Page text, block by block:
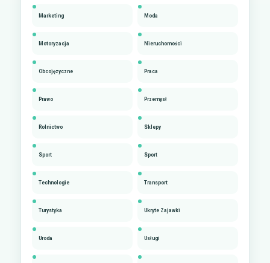
Marketing Moda
Motoryzacja Nieruchomości
Obcojęzyczne Praca
Prawo Przemysł
Rolnictwo Sklepy
Sport Sport
Technologie Transport
Turystyka Ukryte Zajawki
Uroda Usługi